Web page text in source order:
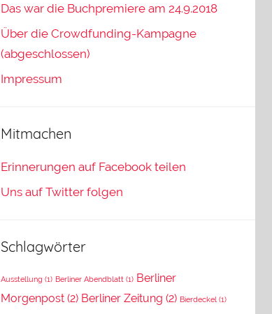
Das war die Buchpremiere am 24.9.2018
Über die Crowdfunding-Kampagne
(abgeschlossen)
Impressum
Mitmachen
Erinnerungen auf Facebook teilen
Uns auf Twitter folgen
Schlagwörter
Ausstellung (1) Berliner Abendblatt(1) Berliner
Morgenpost(2) Berliner Zeitung (2) Bierdeckel (1)